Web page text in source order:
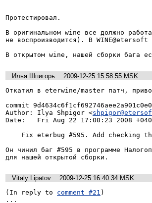
Протестировал.
В оригинальном wine все должно
не воспроизводится). В WINE@etersoft
В открытом wine, нашей сборки бага
Илья Шпигорь
2009-12-25 15:58:55 MSK
Откатил в eterwine/master патч,
commit
Author: Ilya Shpigor <
Date:   Fri Aug 22 17:00:23 2008
Он чинил баг #595 в программе
для нашей открытой сборки.
Vitaly Lipatov
2009-12-25 16:40:34 MSK
(In reply to comment #21 )